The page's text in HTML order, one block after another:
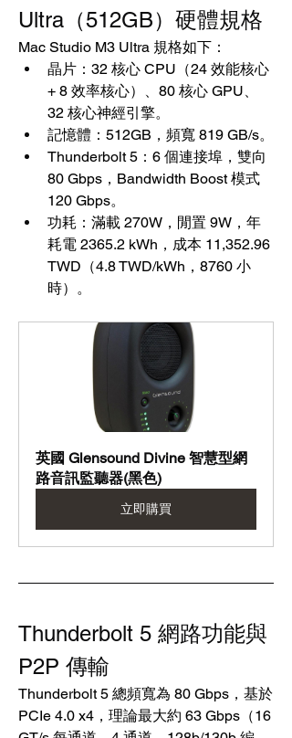
Ultra（512GB）硬體規格
Mac Studio M3 Ultra 規格如下：
晶片：32 核心 CPU（24 效能核心
+ 8 效率核心）、80 核心 GPU、
32 核心神經引擎。
記憶體：512GB，頻寬 819 GB/s。
Thunderbolt 5：6 個連接埠，雙向
80 Gbps，Bandwidth Boost 模式
120 Gbps。
功耗：滿載 270W，閒置 9W，年
耗電 2365.2 kWh，成本 11,352.96
TWD（4.8 TWD/kWh，8760 小
時）。
英國 Glensound Divine 智慧型網
路音訊監聽器(黑色)
立即購買
Thunderbolt 5 網路功能與
P2P 傳輸
Thunderbolt 5 總頻寬為 80 Gbps，基於
PCIe 4.0 x4，理論最大約 63 Gbps（16